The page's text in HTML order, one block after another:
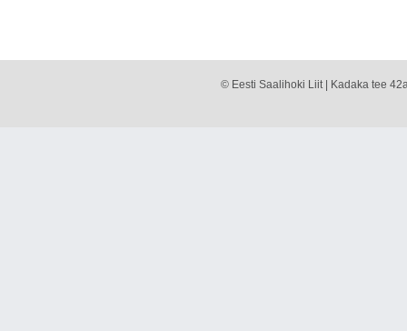
© Eesti Saalihoki Liit | Kadaka tee